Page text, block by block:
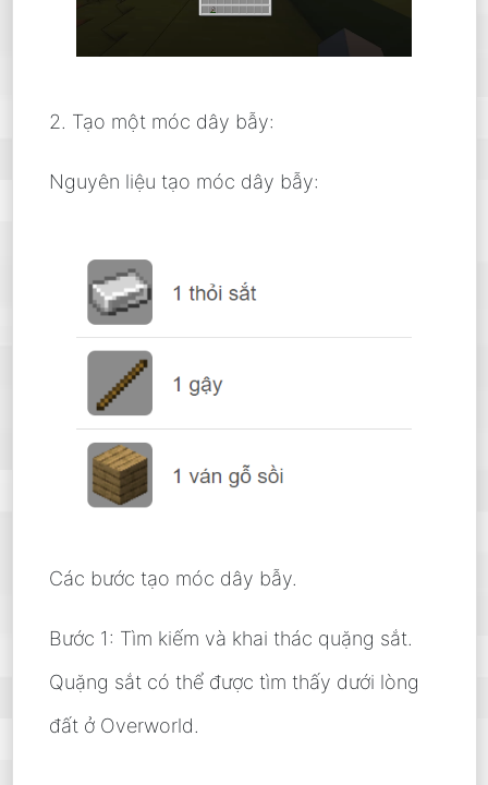
2. Tạo một móc dây bẫy:
Nguyên liệu tạo móc dây bẫy:
Các bước tạo móc dây bẫy.
Bước 1: Tìm kiếm và khai thác quặng sắt.
Quặng sắt có thể được tìm thấy dưới lòng
đất ở Overworld.